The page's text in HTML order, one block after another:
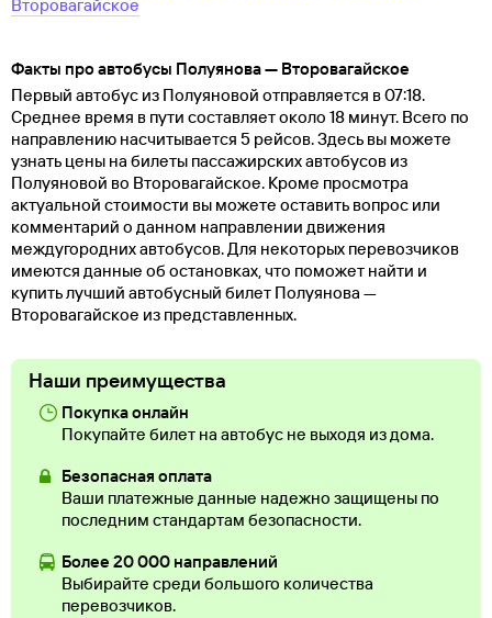
Второвагайское
Факты про автобусы Полуянова — Второвагайское
Первый автобус из Полуяновой отправляется в 07:18.
Среднее время в пути составляет около 18 минут. Всего по
направлению насчитывается 5 рейсов. Здесь вы можете
узнать цены на билеты пассажирских автобусов из
Полуяновой во Второвагайское. Кроме просмотра
актуальной стоимости вы можете оставить вопрос или
комментарий о данном направлении движения
междугородних автобусов. Для некоторых перевозчиков
имеются данные об остановках, что поможет найти и
купить лучший автобусный билет Полуянова —
Второвагайское из представленных.
Наши преимущества
Покупка онлайн
Покупайте билет на автобус не выходя из дома.
Безопасная оплата
Ваши платежные данные надежно защищены по
последним стандартам безопасности.
Более 20 000 направлений
Выбирайте среди большого количества
перевозчиков.